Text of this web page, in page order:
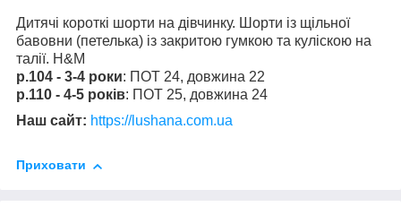
Дитячі короткі шорти на дівчинку. Шорти із щільної
бавовни (петелька) із закритою гумкою та куліскою на
талії. H&M
р.104 - 3-4 роки: ПОТ 24, довжина 22
р.110 - 4-5 років: ПОТ 25, довжина 24
Наш сайт: https://lushana.com.ua
Приховати